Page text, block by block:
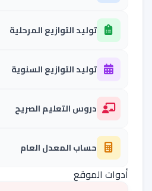
توليد التوازيع المرحلية
توليد التوازيع السنوية
دروس التعليم الصريح
حساب المعدل العام
أدوات الموقع